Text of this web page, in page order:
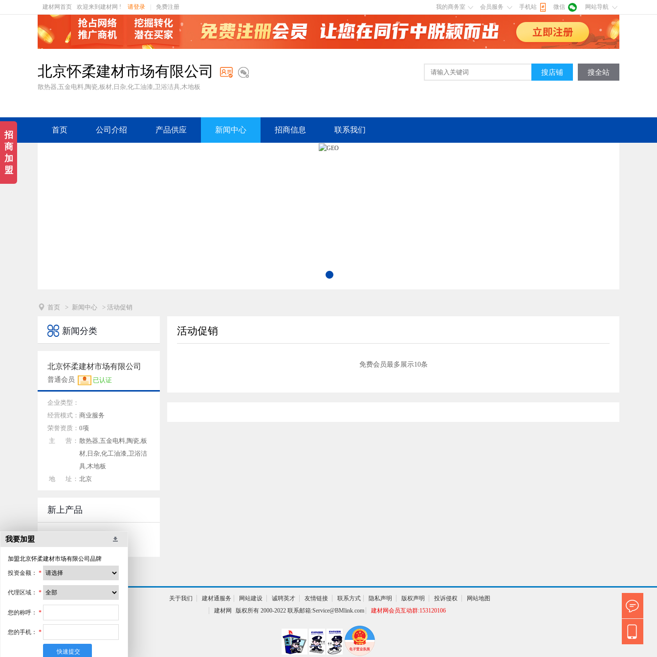
建材网首页 欢迎来到建材网 ! 请登录 免费注册 我的商务室 会员服务 手机站 微信 网站导航
北京怀柔建材市场有限公司
散热器,五金电料,陶瓷,板材,日杂,化工油漆,卫浴洁具,木地板
搜店铺 搜全站
首页 公司介绍 产品供应 新闻中心 招商信息 联系我们
 首页 > 新闻中心 > 活动促销
活动促销
免费会员最多展示10条
 新闻分类
北京怀柔建材市场有限公司
普通会员 已认证
企业类型：
经营模式： 商业服务
荣誉资质： 0项
主 营： 散热器,五金电料,陶瓷,板
材,日杂,化工油漆,卫浴洁
具,木地板
地 址： 北京
新上产品
我要加盟
加盟北京怀柔建材市场有限公司 品牌
投资金额： *
代理区域： *
您的称呼： *
您的手机： *
关于我们 建材通服务 网站建设 诚聘英才 友情链接 联系方式 隐私声明 版权声明 投诉侵权
网站地图
建材网
版权所有 2000-2022 联系邮箱:Service@BMlink.com 建材网会员互动群:153120106
招
商
加
盟